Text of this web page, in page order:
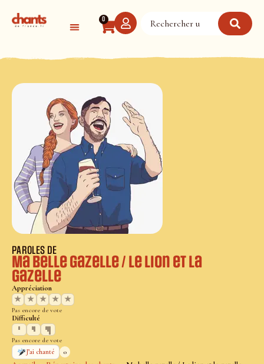
0
PAROLES DE
Ma belle gazelle / Le lion et la
gazelle
Appréciation
★
★ ★ ★ ★
Pas encore de vote
Difficulté
Pas encore de vote
J’ai chanté
0